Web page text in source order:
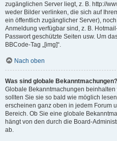
zugänglichen Server liegt, z. B. http://
weder Bilder verlinken, die sich auf
ein öffentlich zugänglicher Server),
Anmeldung verfügbar sind, z. B.
Passwort geschützte Seiten usw. Um
BBCode-Tag „[img]“.
Nach oben
Was sind globale Bekanntmachungen?
Globale Bekanntmachungen
sollten Sie sie so bald wie möglich
erscheinen ganz oben in jedem Forum
Bereich. Ob Sie eine globale
hängt von den durch die Board-
ab.